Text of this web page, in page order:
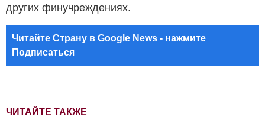
ЧИТАЙТЕ ТАКЖЕ
других финучреждениях.
Читайте Страну в Google News - нажмите
Подписаться